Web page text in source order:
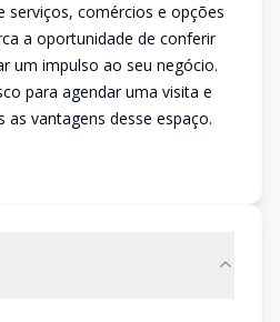
serviços, comércios e opções
a oportunidade de conferir
um impulso ao seu negócio.
para agendar uma visita e
vantagens desse espaço.